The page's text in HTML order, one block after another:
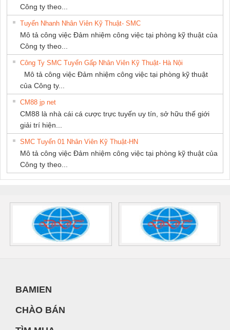
Công ty theo...
Tuyển Nhanh Nhân Viên Kỹ Thuật- SMC
Mô tả công việc Đảm nhiệm công việc tại phòng kỹ thuật của
Công ty theo...
Công Ty SMC Tuyển Gấp Nhân Viên Kỹ Thuật- Hà Nội
Mô tả công việc Đảm nhiệm công việc tại phòng kỹ thuật
của Công ty...
CM88 jp net
CM88 là nhà cái cá cược trực tuyến uy tín, sở hữu thế giới
giải trí hiện...
SMC Tuyển 01 Nhân Viên Kỹ Thuật-HN
Mô tả công việc Đảm nhiệm công việc tại phòng kỹ thuật của
Công ty theo...
BAMIEN
CHÀO BÁN